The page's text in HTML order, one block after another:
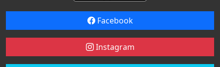
Facebook
Instagram